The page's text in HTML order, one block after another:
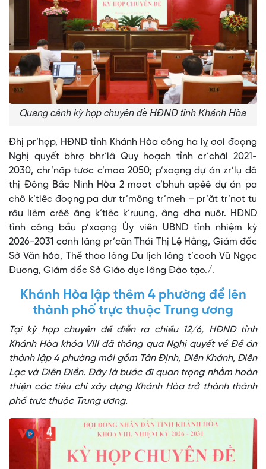
Quang cảnh kỳ họp chuyên đề HĐND tỉnh Khánh Hòa
Đhị pr’họp, HĐND tỉnh Khánh Hòa công ha lỵ ơơi đoọng
Nghị quyết bhrợ bhr’lâ Quy hoạch tỉnh cr’chăl 2021-
2030, chr’năp tươc c’moo 2050; p’xoọng dự án zr’lụ đô
thị Đông Bắc Ninh Hòa 2 moot c’bhuh apêê dự án pa
chô k’tiêc đoọng pa dưr tr’mông tr’meh – pr’ăt tr’nơt tu
râu liêm crêê âng k’tiêc k’ruung, âng đha nuôr. HĐND
tỉnh công bầu p’xoọng Ủy viên UBND tỉnh nhiệm kỳ
2026-2031 cơnh lâng pr’căn Thái Thị Lệ Hằng, Giám đốc
Sở Văn hóa, Thể thao lâng Du lịch lâng t’cooh Vũ Ngọc
Đương, Giám đốc Sở Giáo dục lâng Đào tạo./.
Khánh Hòa lập thêm 4 phường để lên
thành phố trực thuộc Trung ương
Tại kỳ họp chuyên đề diễn ra chiều 12/6, HĐND tỉnh
Khánh Hòa khóa VIII đã thông qua Nghị quyết về Đề án
thành lập 4 phường mới gồm Tân Định, Diên Khánh, Diên
Lạc và Diên Điền. Đây là bước đi quan trọng nhằm hoàn
thiện các tiêu chí xây dựng Khánh Hòa trở thành thành
phố trực thuộc Trung ương.